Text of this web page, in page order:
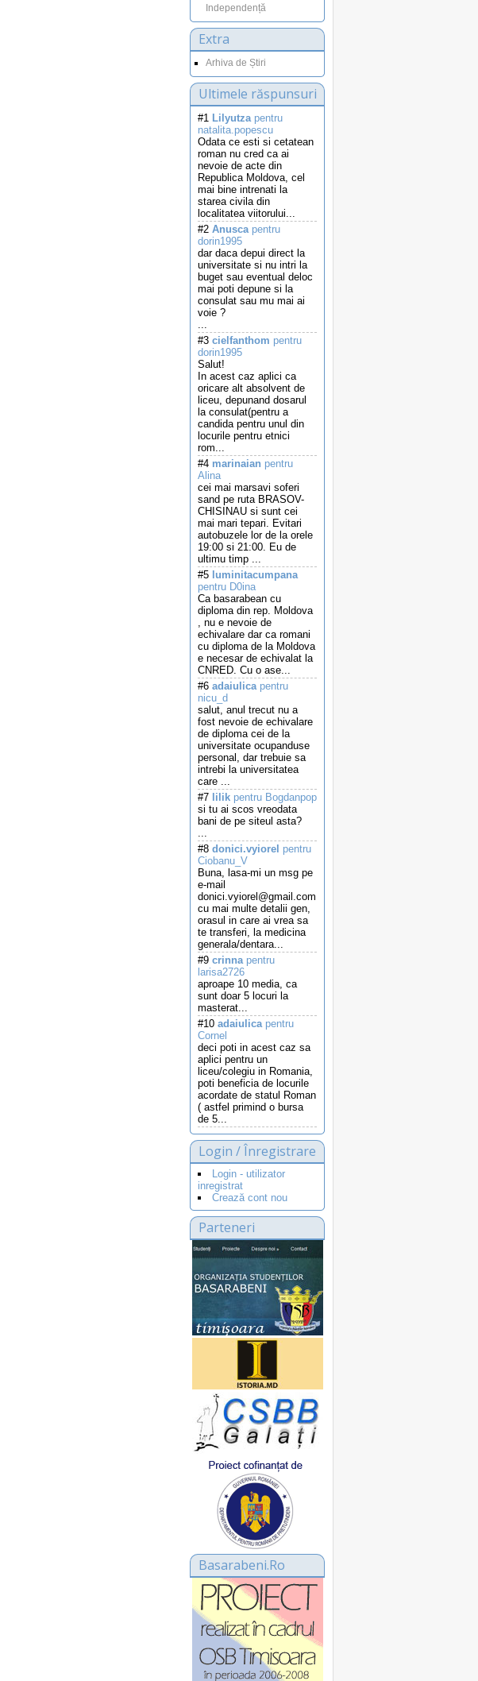
Independență
Extra
Arhiva de Știri
Ultimele răspunsuri
#1 Lilyutzapentru
natalita.popescu
Odata ce esti si cetatean
roman nu cred ca ai
nevoie de acte din
Republica Moldova, cel
mai bine intrenati la
starea civila din
localitatea viitorului...
#2 Anuscapentru
dorin1995
dar daca depui direct la
universitate si nu intri la
buget sau eventual deloc
mai poti depune si la
consulat sau mu mai ai
voie ?
...
#3 cielfanthom pentru
dorin1995
Salut!
In acest caz aplici ca
oricare alt absolvent de
liceu, depunand dosarul
la consulat(pentru a
candida pentru unul din
locurile pentru etnici
rom...
#4 marinaian pentru
Alina
cei mai marsavi soferi
sand pe ruta BRASOV-
CHISINAU si sunt cei
mai mari tepari. Evitari
autobuzele lor de la orele
19:00 si 21:00. Eu de
ultimu timp ...
#5 luminitacumpana
pentru D0ina
Ca basarabean cu
diploma din rep. Moldova
, nu e nevoie de
echivalare dar ca romani
cu diploma de la Moldova
e necesar de echivalat la
CNRED. Cu o ase...
#6 adaiulicapentru
nicu_d
salut, anul trecut nu a
fost nevoie de echivalare
de diploma cei de la
universitate ocupanduse
personal, dar trebuie sa
intrebi la universitatea
care ...
#7 lilik pentru Bogdanpop
si tu ai scos vreodata
bani de pe siteul asta?
...
#8 donici.vyiorel pentru
Ciobanu_V
Buna, lasa-mi un msg pe
e-mail
donici.vyiorel@gmail.com
cu mai multe detalii gen,
orasul in care ai vrea sa
te transferi, la medicina
generala/dentara...
#9 crinnapentru
larisa2726
aproape 10 media, ca
sunt doar 5 locuri la
masterat...
#10 adaiulicapentru
Cornel
deci poti in acest caz sa
aplici pentru un
liceu/colegiu in Romania,
poti beneficia de locurile
acordate de statul Roman
( astfel primind o bursa
de 5...
Login / Înregistrare
Login - utilizator
inregistrat
Crează cont nou
Parteneri
Basarabeni.Ro